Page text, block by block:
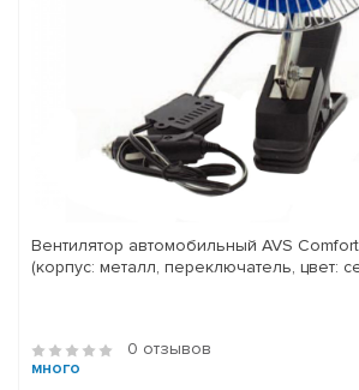
Вентилятор автомобильный AVS
(корпус: металл, переключатель, цвет:
0 отзывов
много